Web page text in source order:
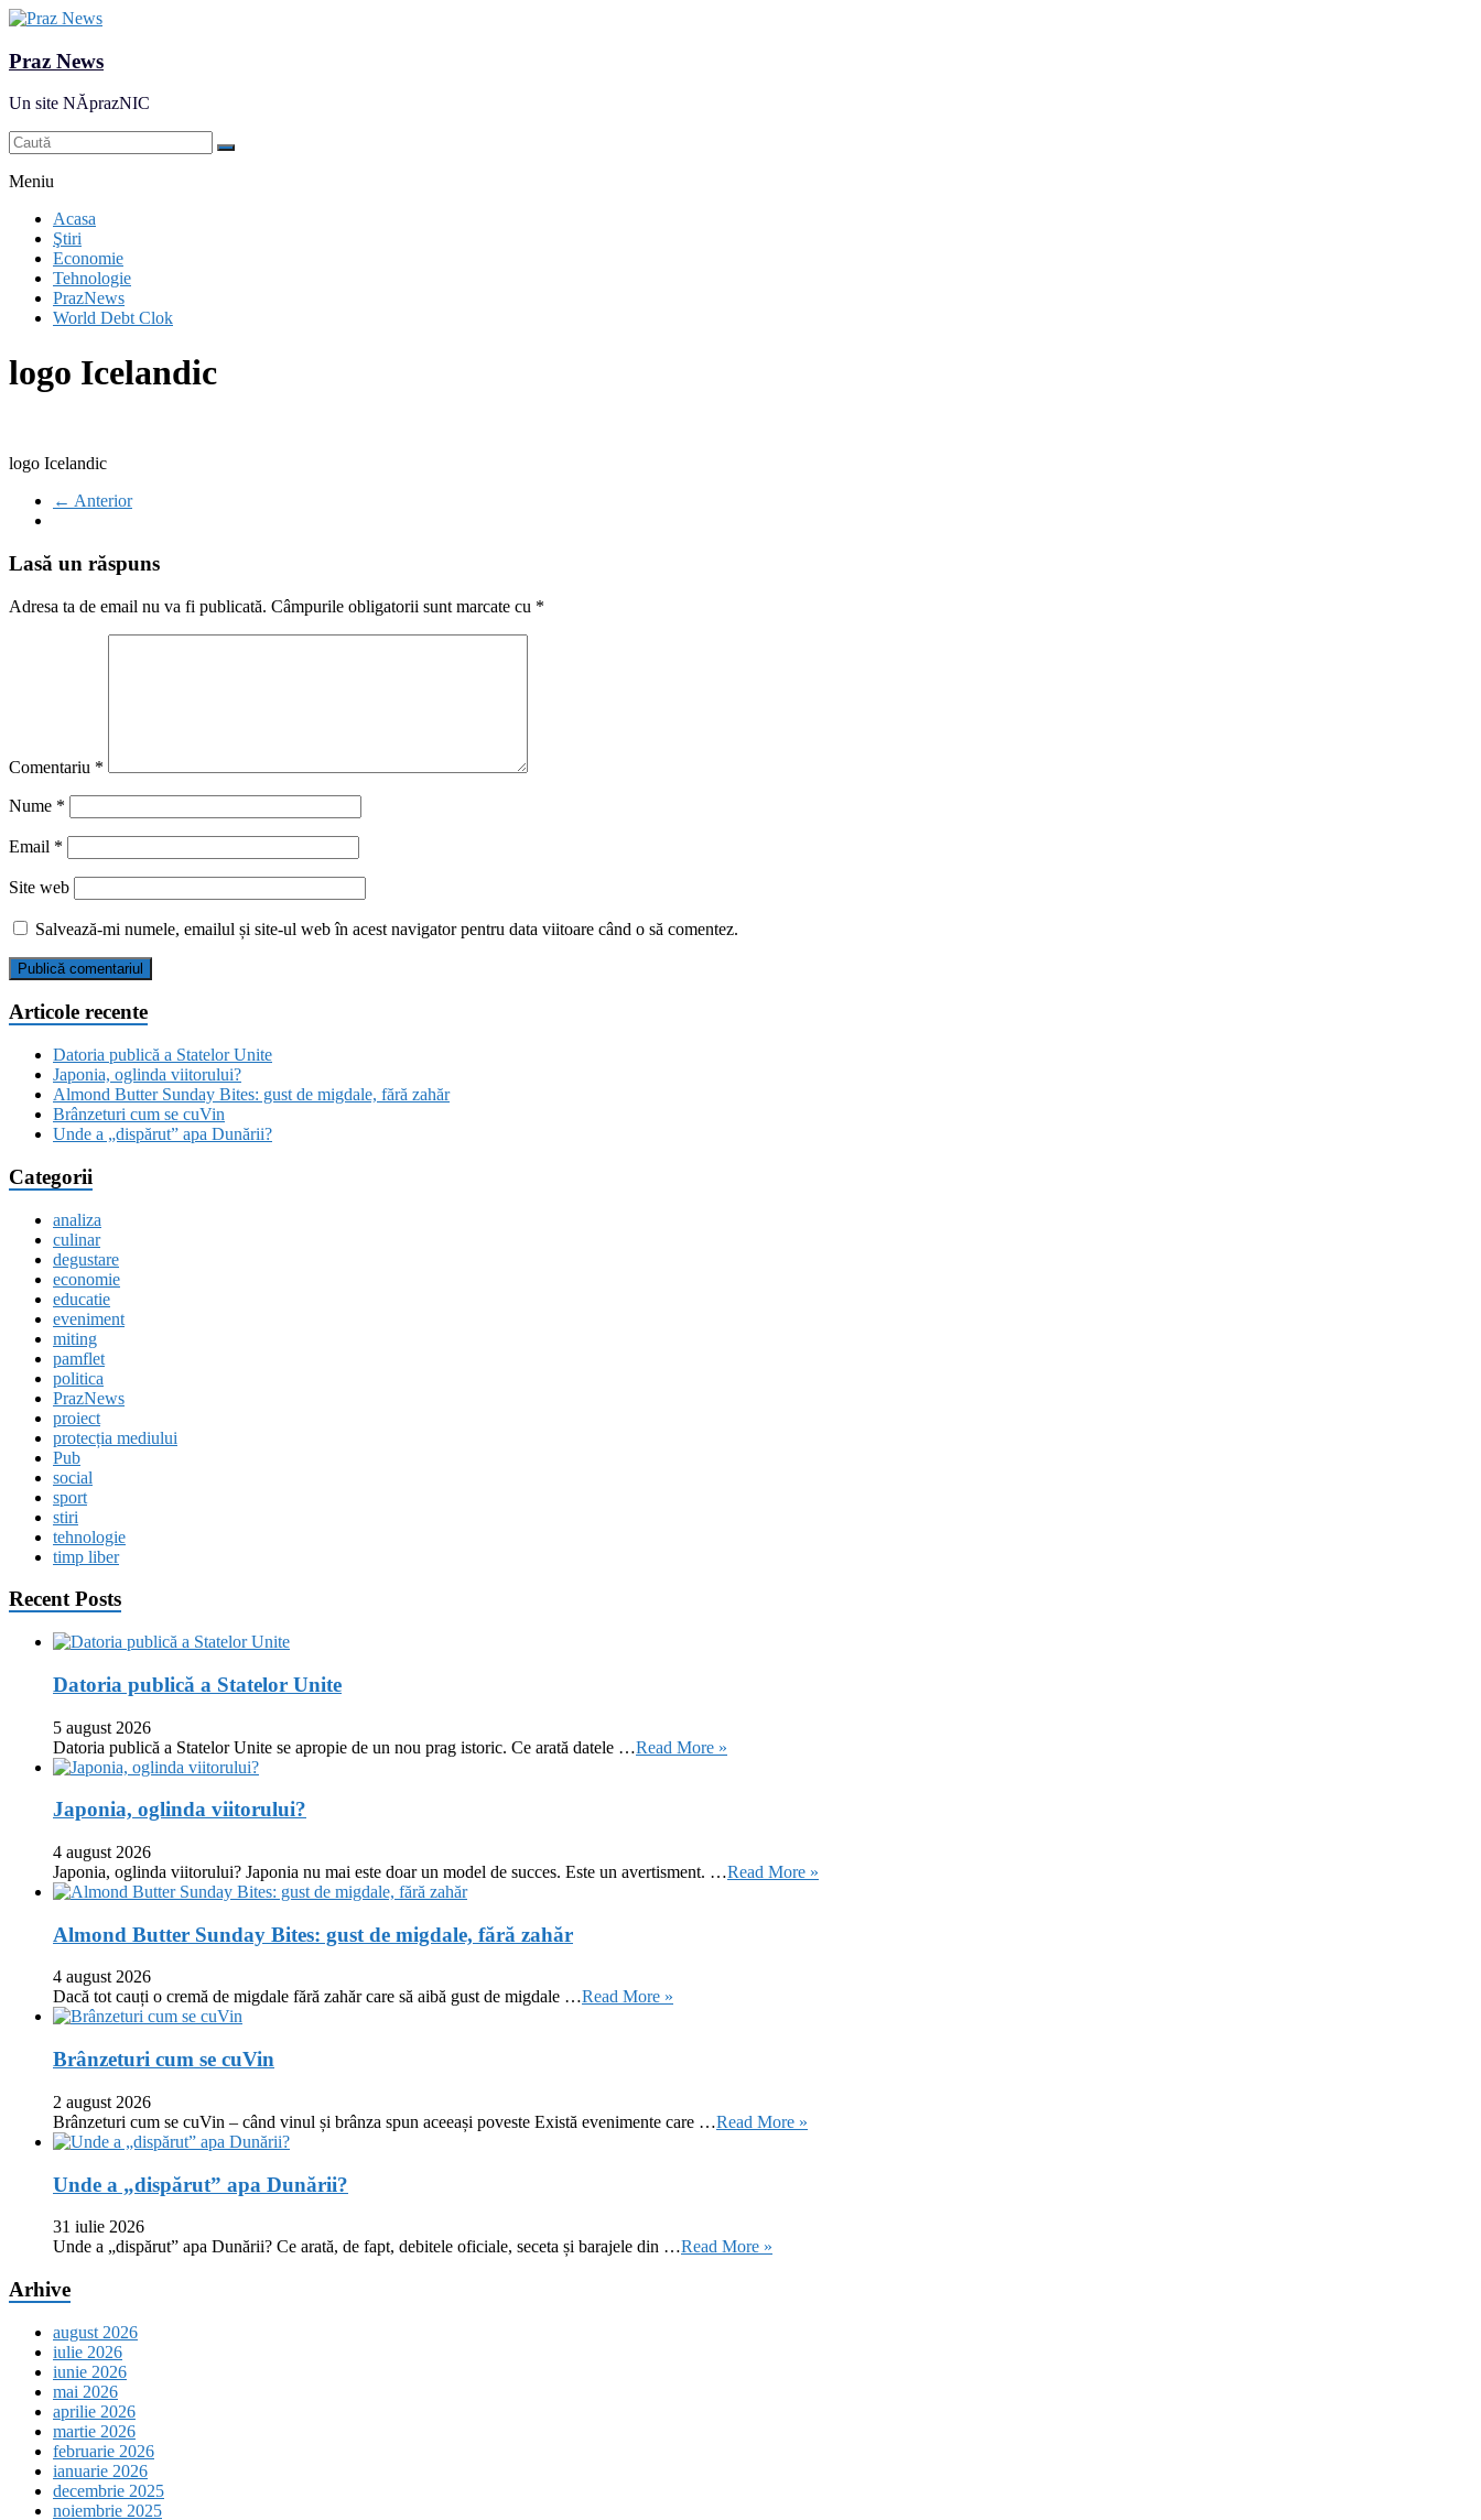
Praz News
Un site NĂprazNIC
Meniu
Acasa
Ştiri
Economie
Tehnologie
PrazNews
World Debt Clok
logo Icelandic
logo Icelandic
← Anterior
Lasă un răspuns
Adresa ta de email nu va fi publicată. Câmpurile obligatorii sunt marcate cu *
Comentariu *
Nume *
Email *
Site web
Salvează-mi numele, emailul și site-ul web în acest navigator pentru data viitoare când o să comentez.
Articole recente
Datoria publică a Statelor Unite
Japonia, oglinda viitorului?
Almond Butter Sunday Bites: gust de migdale, fără zahăr
Brânzeturi cum se cuVin
Unde a „dispărut” apa Dunării?
Categorii
analiza
culinar
degustare
economie
educatie
eveniment
miting
pamflet
politica
PrazNews
proiect
protecția mediului
Pub
social
sport
stiri
tehnologie
timp liber
Recent Posts
Datoria publică a Statelor Unite
5 august 2026
Datoria publică a Statelor Unite se apropie de un nou prag istoric. Ce arată datele …Read More »
Japonia, oglinda viitorului?
4 august 2026
Japonia, oglinda viitorului? Japonia nu mai este doar un model de succes. Este un avertisment. …Read More »
Almond Butter Sunday Bites: gust de migdale, fără zahăr
4 august 2026
Dacă tot cauți o cremă de migdale fără zahăr care să aibă gust de migdale …Read More »
Brânzeturi cum se cuVin
2 august 2026
Brânzeturi cum se cuVin – când vinul și brânza spun aceeași poveste Există evenimente care …Read More »
Unde a „dispărut” apa Dunării?
31 iulie 2026
Unde a „dispărut” apa Dunării? Ce arată, de fapt, debitele oficiale, seceta și barajele din …Read More »
Arhive
august 2026
iulie 2026
iunie 2026
mai 2026
aprilie 2026
martie 2026
februarie 2026
ianuarie 2026
decembrie 2025
noiembrie 2025